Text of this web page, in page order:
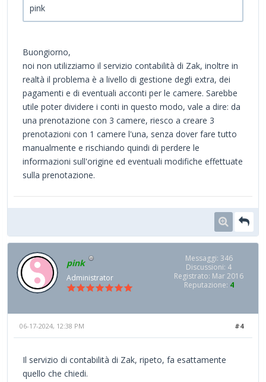
pink
Buongiorno,
noi non utilizziamo il servizio contabilità di Zak, inoltre in
realtà il problema è a livello di gestione degli extra, dei
pagamenti e di eventuali acconti per le camere. Sarebbe
utile poter dividere i conti in questo modo, vale a dire: da
una prenotazione con 3 camere, riesco a creare 3
prenotazioni con 1 camere l'una, senza dover fare tutto
manualmente e rischiando quindi di perdere le
informazioni sull'origine ed eventuali modifiche effettuate
sulla prenotazione.
pink
Administrator
Messaggi: 346
Discussioni: 4
Registrato: Mar 2016
Reputazione: 4
#4
06-17-2024, 12:38 PM
Il servizio di contabilità di Zak, ripeto, fa esattamente
quello che chiedi.